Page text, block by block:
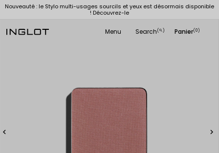
Nouveauté : le Stylo multi-usages sourcils et yeux est désormais disponible
! Découvrez-le
Menu Search(
search ) Panier(0)
 